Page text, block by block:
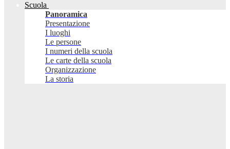
Scuola
Panoramica
Presentazione
I luoghi
Le persone
I numeri della scuola
Le carte della scuola
Organizzazione
La storia